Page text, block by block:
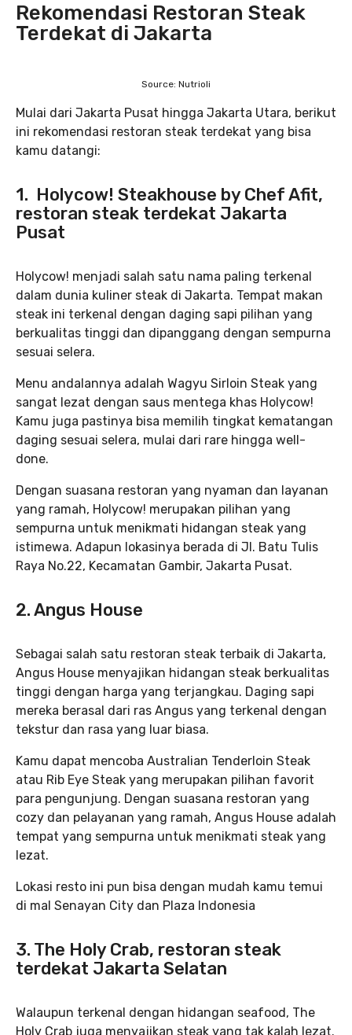
Rekomendasi Restoran Steak
Terdekat di Jakarta
Source: Nutrioli
Mulai dari Jakarta Pusat hingga Jakarta Utara, berikut
ini rekomendasi restoran steak terdekat yang bisa
kamu datangi:
1. Holycow! Steakhouse by Chef Afit,
restoran steak terdekat Jakarta
Pusat
Holycow! menjadi salah satu nama paling terkenal
dalam dunia kuliner steak di Jakarta. Tempat makan
steak ini terkenal dengan daging sapi pilihan yang
berkualitas tinggi dan dipanggang dengan sempurna
sesuai selera.
Menu andalannya adalah Wagyu Sirloin Steak yang
sangat lezat dengan saus mentega khas Holycow!
Kamu juga pastinya bisa memilih tingkat kematangan
daging sesuai selera, mulai dari rare hingga well-
done.
Dengan suasana restoran yang nyaman dan layanan
yang ramah, Holycow! merupakan pilihan yang
sempurna untuk menikmati hidangan steak yang
istimewa. Adapun lokasinya berada di Jl. Batu Tulis
Raya No.22, Kecamatan Gambir, Jakarta Pusat.
2. Angus House
Sebagai salah satu restoran steak terbaik di Jakarta,
Angus House menyajikan hidangan steak berkualitas
tinggi dengan harga yang terjangkau. Daging sapi
mereka berasal dari ras Angus yang terkenal dengan
tekstur dan rasa yang luar biasa.
Kamu dapat mencoba Australian Tenderloin Steak
atau Rib Eye Steak yang merupakan pilihan favorit
para pengunjung. Dengan suasana restoran yang
cozy dan pelayanan yang ramah, Angus House adalah
tempat yang sempurna untuk menikmati steak yang
lezat.
Lokasi resto ini pun bisa dengan mudah kamu temui
di mal Senayan City dan Plaza Indonesia
3. The Holy Crab, restoran steak
terdekat Jakarta Selatan
Walaupun terkenal dengan hidangan seafood, The
Holy Crab juga menyajikan steak yang tak kalah lezat.